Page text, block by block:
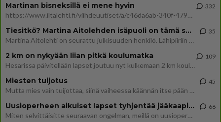
Martinan bisneksillä ei mene hyvin
https://www.iltalehti.fi/viihdeuutiset/a/c46da6ab-340f-4790-aaa7-0865eed2336 Yrityksen konkurssihakemus on tullut kärä
332
Tiesitkö? Martina Aitolehden isäpuoli on tämä suosittu laulaja
Martina Aitolehti on seurattu julkisuuden henkilö. Lähipiiriin mahtuu muitakin tunnettuja henkilöitä. Tiesitkö, että Ma
35
2 km on nykyään liian pitkä koulumatka
Hesarissa päivitellään lapset joutuu nyt kulkemaan 2 km kouluun jösses. Ruostefillarilla tuo matka menee vaikka miten äk
109
Miesten tuijotus
Mutta mies vain tuijottaa, siinä vaiheessa käännän itse pään pois. Mikä juttu? Yleensä jos joku tuijottaa tai katsoo, hä
45
Uusioperheen aikuiset lapset tyhjentää jääkaapin käydessään
Miten selvittäisitte seuraavan ongelman, meillä on uusioperhe, minulla teini-ikäiset lapset ja puolisolla aikuiset, jotk
66